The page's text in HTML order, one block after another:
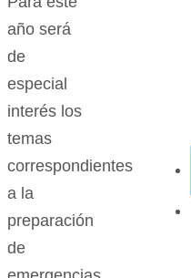
año será
de
especial
interés los
temas
correspondientes
a la
preparación
de